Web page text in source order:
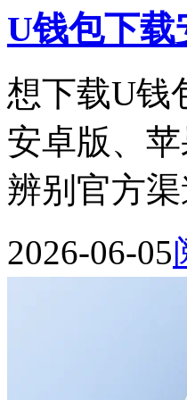
U钱包下载
想下载U钱
安卓版
辨别官方渠
2026-06-05